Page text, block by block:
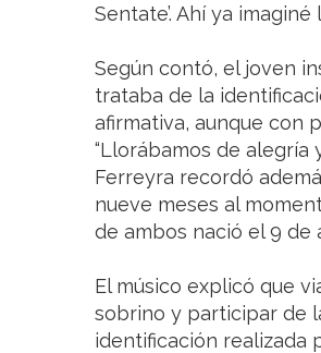
Sentate’. Ahí ya
Según contó, el joven
trataba de la
afirmativa, aunque con
“Llorábamos de alegría
Ferreyra recordó
nueve meses al
de ambos nació el 9 de
El músico explicó que
sobrino y participar de
identificación realizada